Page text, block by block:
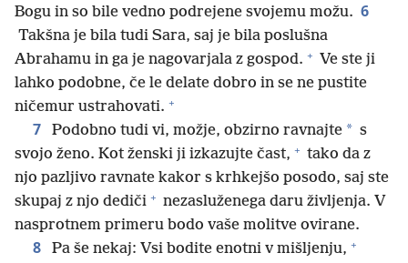
Bogu in so bile vedno podrejene svojemu možu. 6
Takšna je bila tudi Sara, saj je bila poslušna
Abrahamu in ga je nagovarjala z gospod. + Ve ste ji
lahko podobne, če le delate dobro in se ne pustite
ničemur ustrahovati. +
7 Podobno tudi vi, možje, obzirno ravnajte * s
svojo ženo. Kot ženski ji izkazujte čast, + tako da z
njo pazljivo ravnate kakor s krhkejšo posodo, saj ste
skupaj z njo dediči + nezasluženega daru življenja. V
nasprotnem primeru bodo vaše molitve ovirane.
8 Pa še nekaj: Vsi bodite enotni v mišljenju, +